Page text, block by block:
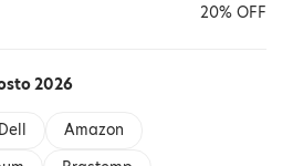
20% OFF
2026
Dell
Amazon